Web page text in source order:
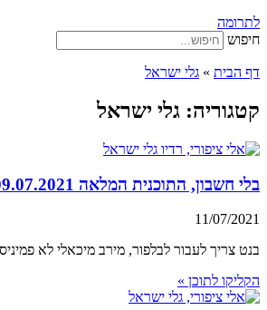
לתרומה
חיפוש
דף הבית » גלי ישראל
קטגוריה: גלי ישראל
בלי חשבון, התוכנית המלאה 09.07.2021
11/07/2021
בנט צריך לעבור לבלפור, מירב מיכאלי לא פמיניסטית,
הקליקו לתוכן »